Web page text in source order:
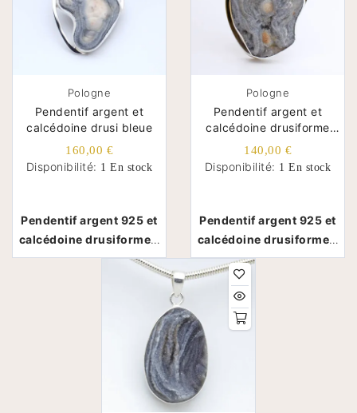
Pologne
Pendentif argent et
calcédoine drusi bleue
160,00 €
Disponibilité: 1 En stock
Pendentif argent 925 et
calcédoine drusiforme -
Pologne
Pologne
Pendentif argent et
calcédoine drusiforme
bleue
140,00 €
Disponibilité: 1 En stock
Pendentif argent 925 et
calcédoine drusiforme -
Pologne